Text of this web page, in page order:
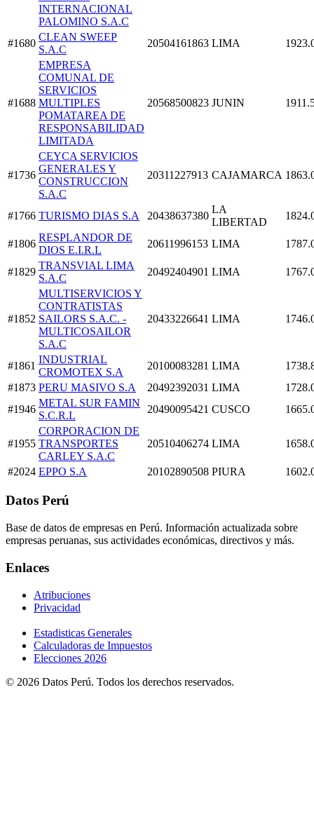
INTERNACIONAL
PALOMINO S.A.C
#1680
CLEAN SWEEP
S.A.C
20504161863 LIMA
#1688
EMPRESA
COMUNAL DE
SERVICIOS
MULTIPLES
POMATAREA DE
RESPONSABILIDAD
LIMITADA
20568500823 JUNIN
#1736
CEYCA SERVICIOS
GENERALES Y
CONSTRUCCION
S.A.C
20311227913 CAJAMARCA
#1766 TURISMO DIAS S.A 20438637380
LA
LIBERTAD
#1806
RESPLANDOR DE
DIOS E.I.R.L
20611996153 LIMA
#1829
TRANSVIAL LIMA
S.A.C
20492404901 LIMA
#1852
MULTISERVICIOS Y
CONTRATISTAS
SAILORS S.A.C. -
MULTICOSAILOR
S.A.C
20433226641 LIMA
#1861
INDUSTRIAL
CROMOTEX S.A
20100083281 LIMA
#1873 PERU MASIVO S.A 20492392031 LIMA
#1946
METAL SUR FAMIN
S.C.R.L
20490095421 CUSCO
#1955
CORPORACION DE
TRANSPORTES
CARLEY S.A.C
20510406274 LIMA
#2024 EPPO S.A 20102890508 PIURA
Datos Perú
Base de datos de empresas en Perú. Información actualizada sobre
empresas peruanas, sus actividades económicas, directivos y más.
Enlaces
Atribuciones
Privacidad
Estadisticas Generales
Calculadoras de Impuestos
Elecciones 2026
© 2026 Datos Perú. Todos los derechos reservados.